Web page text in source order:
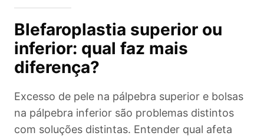
Blefaroplastia superior ou
inferior: qual faz mais
diferença?
Excesso de pele na pálpebra superior e bolsas
na pálpebra inferior são problemas distintos
com soluções distintas. Entender qual afeta